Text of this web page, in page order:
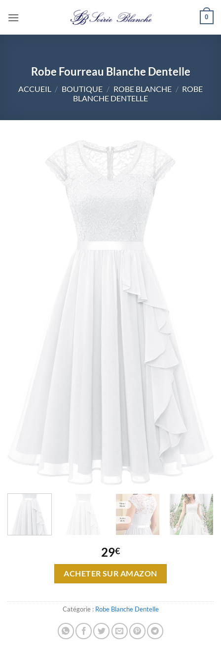
0
Robe Fourreau Blanche Dentelle
ACCUEIL / BOUTIQUE / ROBE BLANCHE / ROBE
BLANCHE DENTELLE
29€
ACHETER SUR AMAZON
Catégorie : Robe Blanche Dentelle